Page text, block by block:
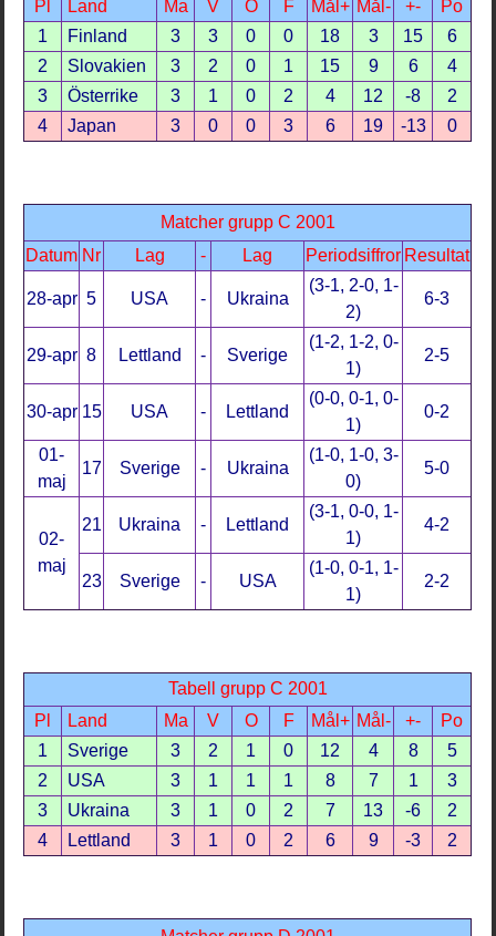
Pl
Land Ma V O F Mål+ Mål- +-
Po
1
Finland 3 3 0 0 18 3 15
6
2
Slovakien 3 2 0 1 15 9 6
4
3
Österrike 3 1 0 2 4 12 -8
2
4
Japan 3 0 0 3 6 19 -13 0
Matcher grupp C 2001
Datum Nr Lag - Lag Periodsiffror Resultat
28-apr 5 USA - Ukraina
(3-1, 2-0, 1-
2)
6-3
29-apr 8 Lettland - Sverige
(1-2, 1-2, 0-
1)
2-5
30-apr 15 USA - Lettland
(0-0, 0-1, 0-
1)
0-2
01-
maj
17 Sverige - Ukraina
(1-0, 1-0, 3-
0)
5-0
02-
maj
21 Ukraina - Lettland
(3-1, 0-0, 1-
1)
4-2
23 Sverige - USA
(1-0, 0-1, 1-
1)
2-2
Tabell grupp C 2001
Pl
Land Ma V O F Mål+ Mål- +-
Po
1
Sverige 3 2 1 0 12 4 8
5
2
USA 3 1 1 1 8 7 1
3
3
Ukraina 3 1 0 2 7 13 -6
2
4
Lettland 3 1 0 2 6 9 -3 2